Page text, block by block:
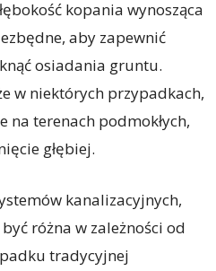
kopania wynosząca
aby zapewnić
osiadania gruntu.
w niektórych przypadkach,
na terenach podmokłych,
głębiej.
kanalizacyjnych,
różna w zależności od
tradycyjnej